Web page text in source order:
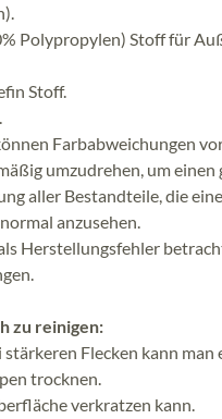
Polypropylen) Stoff für
Stoff.
Farbabweichungen
umzudrehen, um einen
aller Bestandteile, die
anzusehen.
Herstellungsfehler
zu reinigen:
Flecken kann
trocknen.
verkratzen kann.